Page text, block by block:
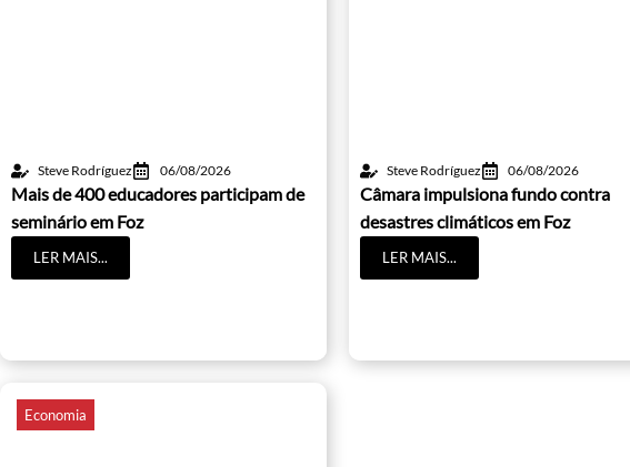
Steve Rodríguez 06/08/2026
Mais de 400 educadores participam de
seminário em Foz
LER MAIS...
Steve Rodríguez 06/08/2026
Câmara impulsiona fundo contra
desastres climáticos em Foz
LER MAIS...
Economia